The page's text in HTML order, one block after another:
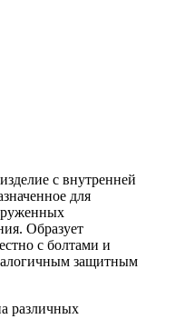
с внутренней
для
Образует
с болтами и
защитным
различных